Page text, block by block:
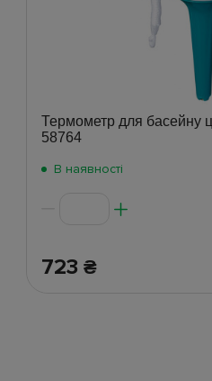
Термометр для басейну
58764
В наявності
723 ₴